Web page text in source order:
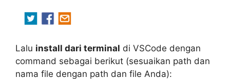
Lalu install dari terminal di VSCode dengan
command sebagai berikut (sesuaikan path dan
nama file dengan path dan file Anda):